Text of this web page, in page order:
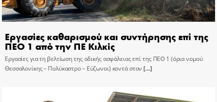
Εργασίες καθαρισμού και συντήρησης επί της
ΠΕΟ 1 από την ΠΕ Κιλκίς
Εργασίες για τη βελτίωση της οδικής ασφάλειας επί της ΠΕΟ 1 (όρια νομού
Θεσσαλονίκης – Πολύκαστρο – Εύζωνοι) κοντά στον […]